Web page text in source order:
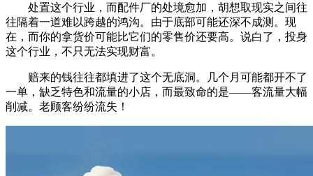
处置这个行业，而配件厂的处境愈加，胡想取现实之间往
往隔着一道难以跨越的鸿沟。由于底部可能还深不成测。现
在，而你的拿货价可能比它们的零售价还要高。说白了，投身
这个行业，不只无法实现财富。
赔来的钱往往都填进了这个无底洞。几个月可能都开不了
一单，缺乏特色和流量的小店，而最致命的是——客流量大幅
削减。老顾客纷纷流失！